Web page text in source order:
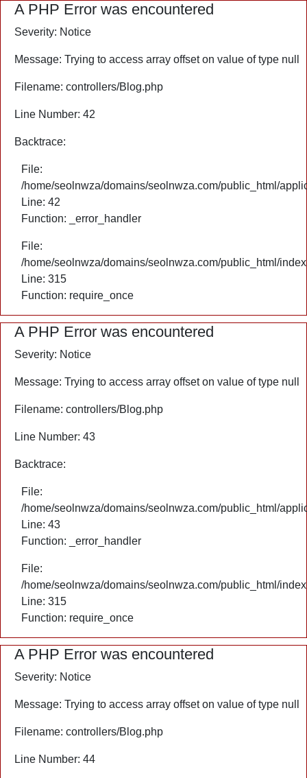
A PHP Error was encountered
Severity: Notice
Message: Trying to access array offset on value of type null
Filename: controllers/Blog.php
Line Number: 42
Backtrace:
File:
/home/seolnwza/domains/seolnwza.com/public_html/
Line: 42
Function: _error_handler
File:
/home/seolnwza/domains/seolnwza.com/public_html/
Line: 315
Function: require_once
A PHP Error was encountered
Severity: Notice
Message: Trying to access array offset on value of type null
Filename: controllers/Blog.php
Line Number: 43
Backtrace:
File:
/home/seolnwza/domains/seolnwza.com/public_html/
Line: 43
Function: _error_handler
File:
/home/seolnwza/domains/seolnwza.com/public_html/
Line: 315
Function: require_once
A PHP Error was encountered
Severity: Notice
Message: Trying to access array offset on value of type null
Filename: controllers/Blog.php
Line Number: 44